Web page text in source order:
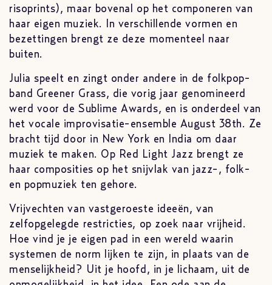
risoprints), maar bovenal op het componeren van
haar eigen muziek. In verschillende vormen en
bezettingen brengt ze deze momenteel naar
buiten.
Julia speelt en zingt onder andere in de folkpop-
band Greener Grass, die vorig jaar genomineerd
werd voor de Sublime Awards, en is onderdeel van
het vocale improvisatie-ensemble August 38th. Ze
bracht tijd door in New York en India om daar
muziek te maken. Op Red Light Jazz brengt ze
haar composities op het snijvlak van jazz-, folk-
en popmuziek ten gehore.
Vrijvechten van vastgeroeste ideeën, van
zelfopgelegde restricties, op zoek naar vrijheid.
Hoe vind je je eigen pad in een wereld waarin
systemen de norm lijken te zijn, in plaats van de
menselijkheid? Uit je hoofd, in je lichaam, uit de